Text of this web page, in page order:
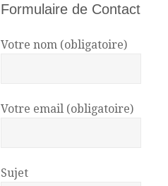
Formulaire de Contact
Votre nom (obligatoire)
Votre email (obligatoire)
Sujet